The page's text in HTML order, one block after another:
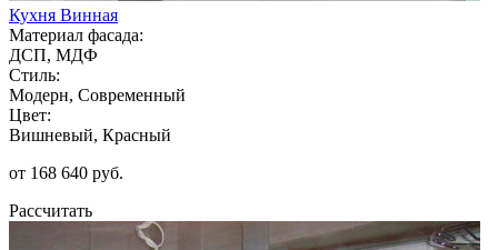
Кухня Винная
Материал фасада:
ДСП, МДФ
Стиль:
Модерн, Современный
Цвет:
Вишневый, Красный
от 168 640 руб.
Рассчитать